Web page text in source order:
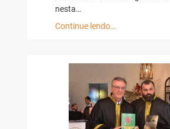
nesta…
Continue lendo…